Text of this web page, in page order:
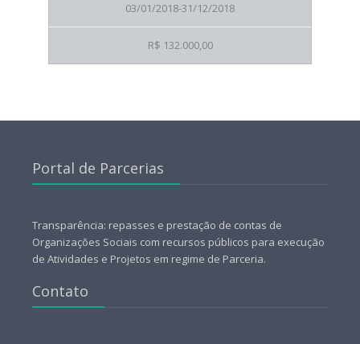
03/01/2018-31/12/2018
R$ 132.000,00
Portal de Parcerias
Transparência: repasses e prestação de contas de
Organizações Sociais com recursos públicos para execução
de Atividades e Projetos em regime de Parceria.
Contato